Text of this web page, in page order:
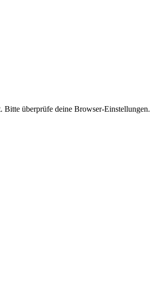
Bitte überprüfe deine Browser-Einstellungen.